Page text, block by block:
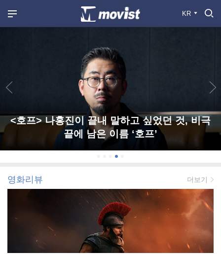
KR
<호프> 나홍진이 끝내 말하고 싶었던 것, 비극
끝에 남은 이름 ‘호프’
영화리뷰 더보기